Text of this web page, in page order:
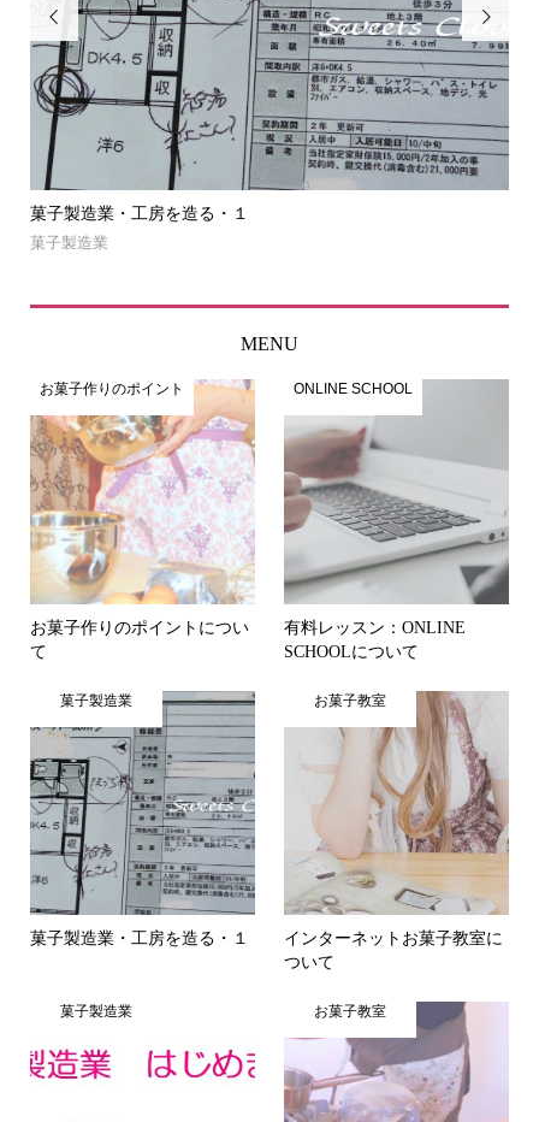

菓子製造業・工房を造る・１
菓子製造業

MENU
お菓子作りのポイント
お菓子作りのポイントについ
て
ONLINE SCHOOL
有料レッスン：ONLINE
SCHOOLについて
菓子製造業
菓子製造業・工房を造る・１
お菓子教室
インターネットお菓子教室に
ついて
菓子製造業 お菓子教室